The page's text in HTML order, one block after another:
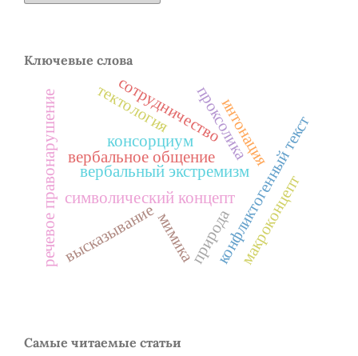
Ключевые слова
вербальное общение
вербальный экстремизм
речевое правонарушение конфликтогенный текст
макроконцепт
символический концепт
высказывание
проксолика
интонация
мимика
консорциум
сотрудничество
тектология
природа
Самые читаемые статьи